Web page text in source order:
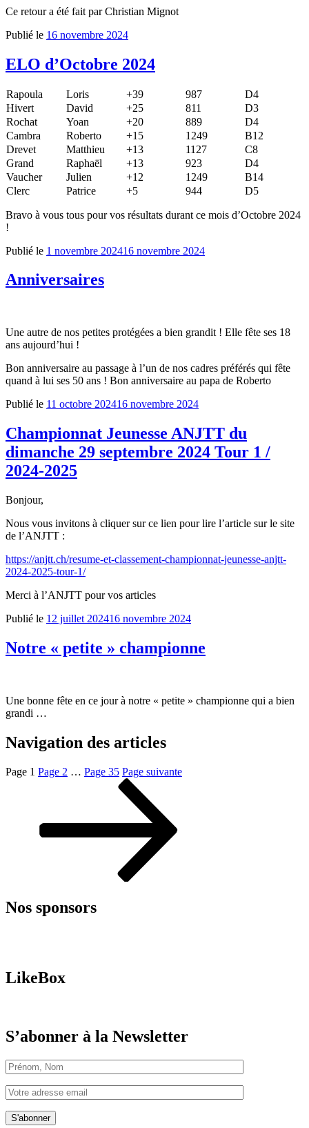
Ce retour a été fait par Christian Mignot
Publié le 16 novembre 2024
ELO d’Octobre 2024
Rapoula Loris +39 987
D4
Hivert
David +25 811
D3
Rochat
Yoan +20 889
D4
Cambra
Roberto +15 1249
B12
Drevet
Matthieu +13 1127
C8
Grand
Raphaël +13 923
D4
Vaucher
Julien +12 1249
B14
Clerc
Patrice +5 944 D5
Bravo à vous tous pour vos résultats durant ce mois d’Octobre 2024
!
Publié le 1 novembre 202416 novembre 2024
Anniversaires
Une autre de nos petites protégées a bien grandit ! Elle fête ses 18
ans aujourd’hui !
Bon anniversaire au passage à l’un de nos cadres préférés qui fête
quand à lui ses 50 ans ! Bon anniversaire au papa de Roberto
Publié le 11 octobre 202416 novembre 2024
Championnat Jeunesse ANJTT du
dimanche 29 septembre 2024 Tour 1 /
2024-2025
Bonjour,
Nous vous invitons à cliquer sur ce lien pour lire l’article sur le site
de l’ANJTT :
https://anjtt.ch/resume-et-classement-championnat-jeunesse-anjtt-
2024-2025-tour-1/
Merci à l’ANJTT pour vos articles
Publié le 12 juillet 202416 novembre 2024
Notre « petite » championne
Une bonne fête en ce jour à notre « petite » championne qui a bien
grandi …
Navigation des articles
Page 1 Page 2 … Page 35 Page suivante
Nos sponsors
LikeBox
S’abonner à la Newsletter